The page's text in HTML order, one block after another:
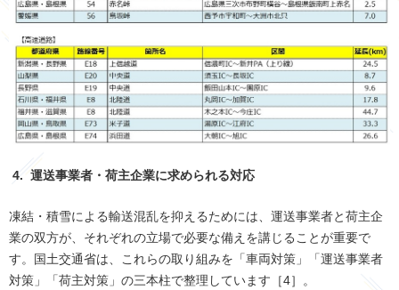
4. 運送事業者・荷主企業に求められる対応
凍結・積雪による輸送混乱を抑えるためには、運送事業者と荷主企
業の双方が、それぞれの立場で必要な備えを講じることが重要で
す。国土交通省は、これらの取り組みを「車両対策」「運送事業者
対策」「荷主対策」の三本柱で整理しています［4］。